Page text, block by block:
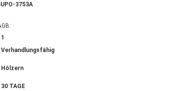
3753A
1
Verhandlungsfähig
Hölzern
30 TAGE